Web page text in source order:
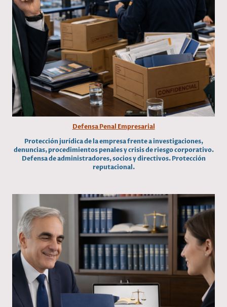
Defensa Penal Empresarial
Protección jurídica de la empresa frente a investigaciones,
denuncias, procedimientos penales y crisis de riesgo corporativo.
Defensa de administradores, socios y directivos. Protección
reputacional.